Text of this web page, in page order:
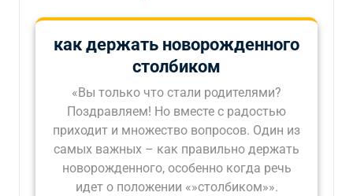
как держать новорожденного
столбиком
«Вы только что стали родителями?
Поздравляем! Но вместе с радостью
приходит и множество вопросов. Один из
самых важных – как правильно держать
новорожденного, особенно когда речь
идет о положении «»столбиком»».